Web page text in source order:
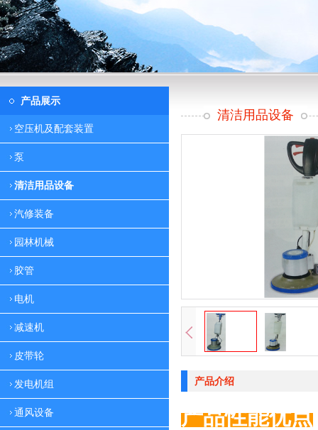
产品展示
空压机及配套装置
泵
清洁用品设备
汽修装备
园林机械
胶管
电机
减速机
皮带轮
发电机组
通风设备
清洁用品设备
产品介绍
产品性能优点